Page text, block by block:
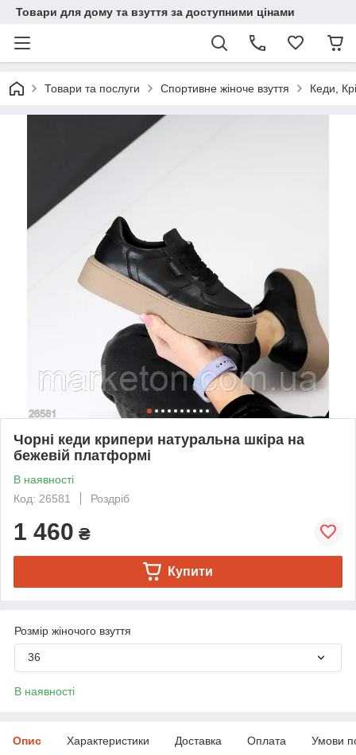
Товари для дому та взуття за доступними цінами
Товари та послуги Спортивне жіноче взуття Кеди,
Чорні кеди крипери натуральна шкіра на
бежевій платформі
В наявності
Код: 26581
Роздріб
1 460 ₴
Купити
Розмір жіночого взуття
36
В наявності
Опис Характеристики Доставка Оплата Умови